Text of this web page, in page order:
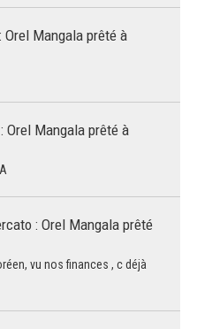
Orel Mangala prêté à
Orel Mangala prêté à
: Orel Mangala prêté
vu nos finances , c déjà